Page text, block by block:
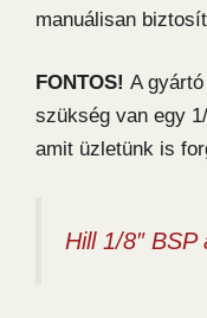
manuálisan
FONTOS! A
szükség van egy
amit üzletünk is
Hill 1/8″